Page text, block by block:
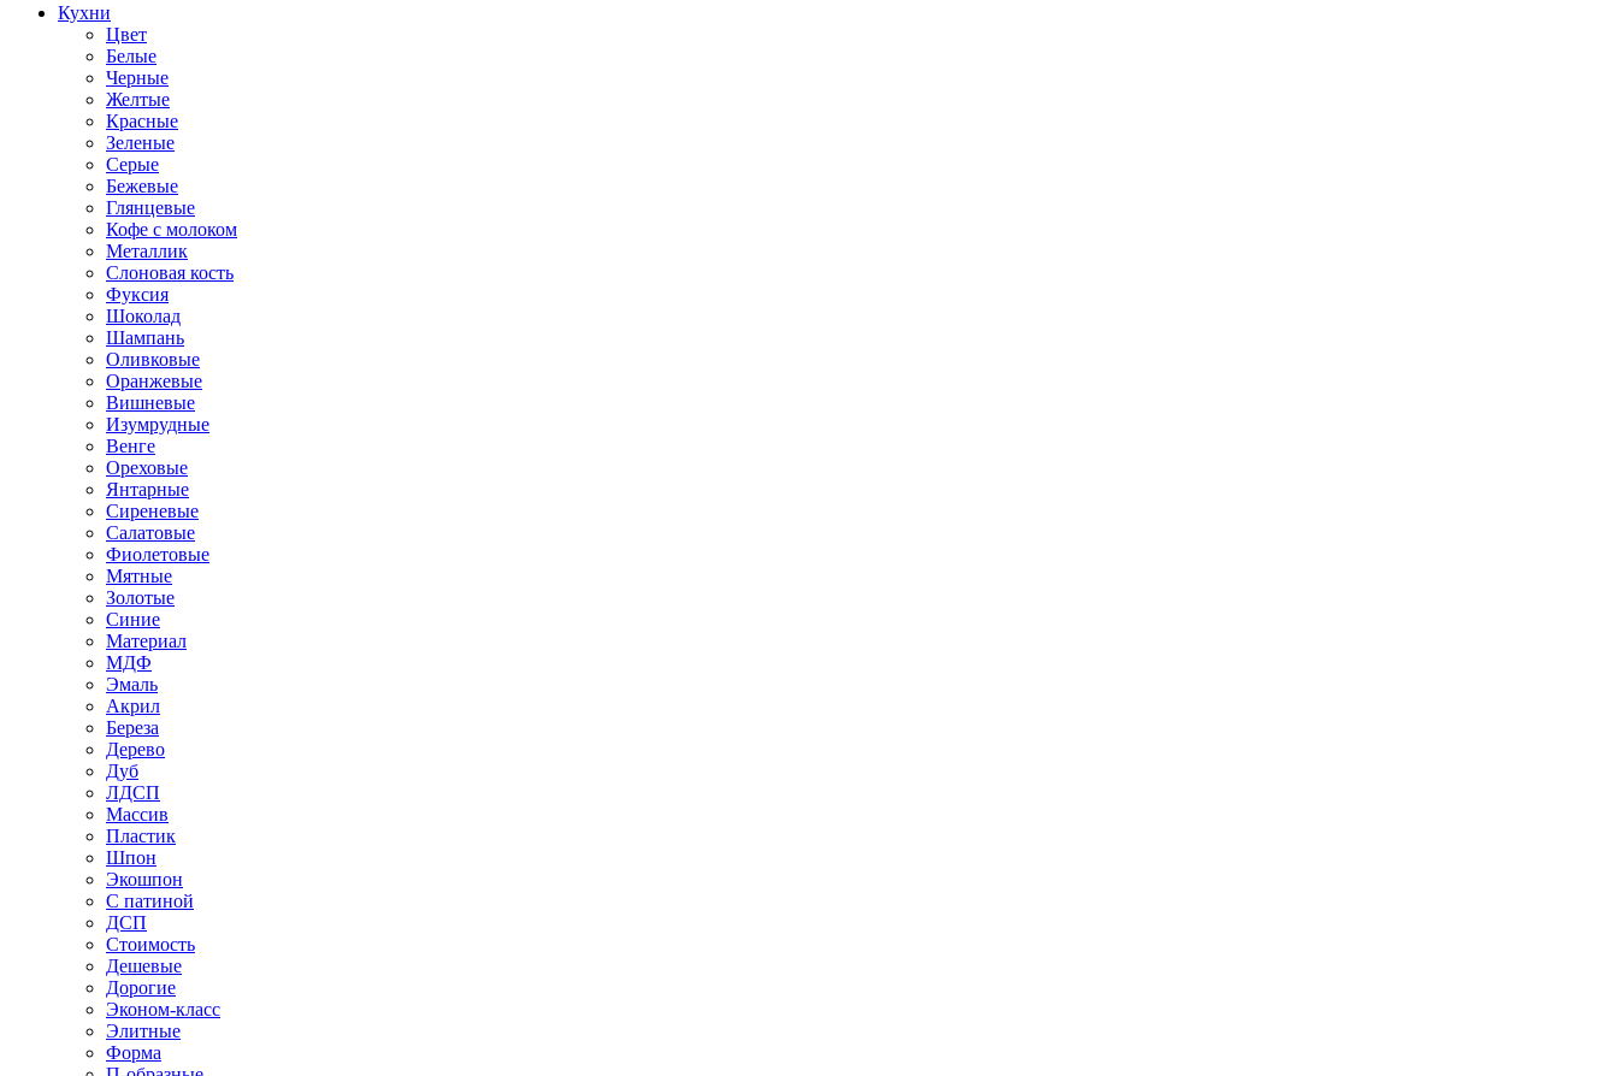
Кухни
Цвет
Белые
Черные
Желтые
Красные
Зеленые
Серые
Бежевые
Глянцевые
Кофе с молоком
Металлик
Слоновая кость
Фуксия
Шоколад
Шампань
Оливковые
Оранжевые
Вишневые
Изумрудные
Венге
Ореховые
Янтарные
Сиреневые
Салатовые
Фиолетовые
Мятные
Золотые
Синие
Материал
МДФ
Эмаль
Акрил
Береза
Дерево
Дуб
ЛДСП
Массив
Пластик
Шпон
Экошпон
С патиной
ДСП
Стоимость
Дешевые
Дорогие
Эконом-класс
Элитные
Форма